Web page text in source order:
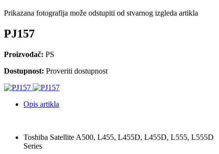
Prikazana fotografija može odstupiti od stvarnog izgleda artikla
PJ157
Proizvođač: PS
Dostupnost: Proveriti dostupnost
Opis artikla
Toshiba Satellite A500, L455, L455D, L455D, L555, L555D
Series